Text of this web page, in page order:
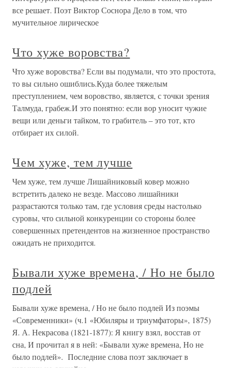
все решает. Поэт Виктор Соснора Дело в том, что
мучительное лирическое
Что хуже воровства?
Что хуже воровства? Если вы подумали, что это простота,
то вы сильно ошиблись.Куда более тяжелым
преступлением, чем воровство, является, с точки зрения
Талмуда, грабеж.И это понятно: если вор уносит чужие
вещи или деньги тайком, то грабитель – это тот, кто
отбирает их силой.
Чем хуже, тем лучше
Чем хуже, тем лучше Лишайниковый ковер можно
встретить далеко не везде. Массово лишайники
разрастаются только там, где условия среды настолько
суровы, что сильной конкуренции со стороны более
совершенных претендентов на жизненное пространство
ожидать не приходится.
Бывали хуже времена, / Но не было
подлей
Бывали хуже времена, / Но не было подлей Из поэмы
«Современники» (ч.1 «Юбиляры и триумфаторы», 1875)
Я. А. Некрасова (1821-1877): Я книгу взял, восстав от
сна, И прочитал я в ней: «Бывали хуже времена, Но не
было подлей». Последние слова поэт заключает в